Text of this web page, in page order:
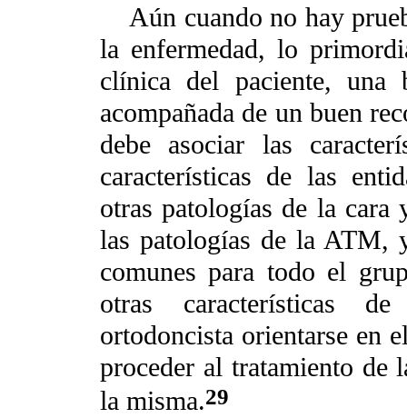
Aún cuando no hay
la enfermedad, lo
clínica del paciente, una
acompañada de un buen
debe asociar las
características de las
otras patologías de la
las patologías de la ATM,
comunes para todo el
otras características
ortodoncista orientarse en
proceder al tratamiento de
la misma.29